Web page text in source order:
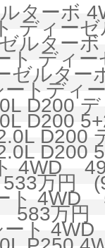
ルターボ
ディー
ゼルター
ト ディ
ゼルタ
ートデ
D200
D200
4WD
万円
ト
583万円
ート